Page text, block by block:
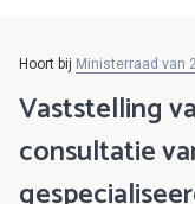
Hoort bij Ministerraad van
Vaststelling
consultatie